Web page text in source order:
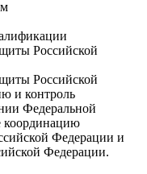
Российской
Российской
и контроль
Федеральной
координацию
Федерации и
Федерации.